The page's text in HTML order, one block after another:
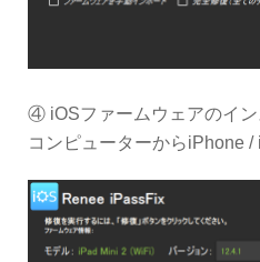
④ iOSファームウェアのイン
コンピューターからiPhone /